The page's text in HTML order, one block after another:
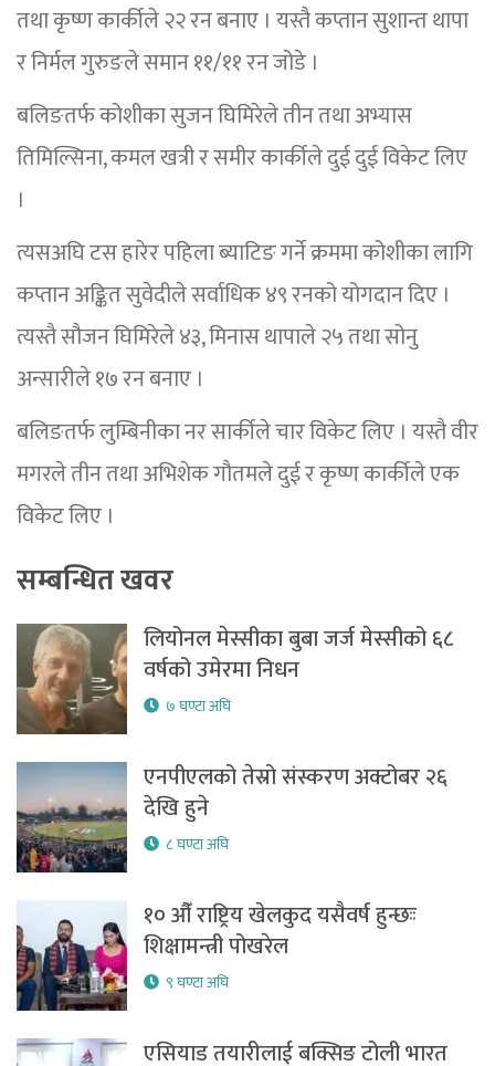
तथा कृष्ण कार्कीले २२ रन बनाए । यस्तै कप्तान सुशान्त थापा
र निर्मल गुरुङले समान ११/११ रन जोडे ।
बलिङतर्फ कोशीका सुजन घिमिरेले तीन तथा अभ्यास
तिमिल्सिना, कमल खत्री र समीर कार्कीले दुई दुई विकेट लिए
।
त्यसअघि टस हारेर पहिला ब्याटिङ गर्ने क्रममा कोशीका लागि
कप्तान अङ्कित सुवेदीले सर्वाधिक ४९ रनको योगदान दिए ।
त्यस्तै सौजन घिमिरेले ४३, मिनास थापाले २५ तथा सोनु
अन्सारीले १७ रन बनाए ।
बलिङतर्फ लुम्बिनीका नर सार्कीले चार विकेट लिए । यस्तै वीर
मगरले तीन तथा अभिशेक गौतमले दुई र कृष्ण कार्कीले एक
विकेट लिए ।
सम्बन्धित खवर
लियोनल मेस्सीका बुबा जर्ज मेस्सीको ६८
वर्षको उमेरमा निधन
७ घण्टा अघि
एनपीएलको तेस्रो संस्करण अक्टोबर २६
देखि हुने
८ घण्टा अघि
१० औँ राष्ट्रिय खेलकुद यसैवर्ष हुन्छःः
शिक्षामन्त्री पोखरेल
९ घण्टा अघि
एसियाड तयारीलाई बक्सिङ टोली भारत